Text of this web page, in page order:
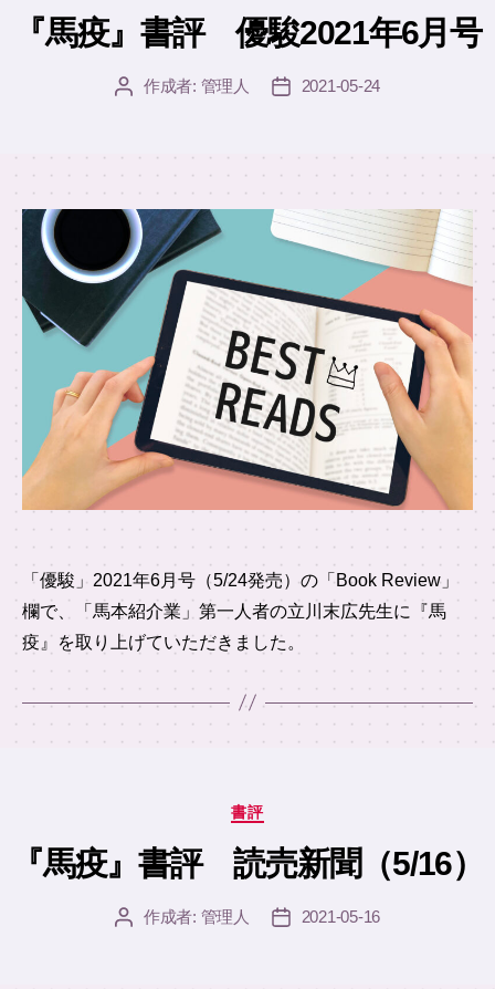
ゴ
リ
『馬疫』書評 優駿2021年6月号
投 作成者: 管理人
投
2021-05-24
「優駿」2021年6月号（5/24発売）の「Book Review」
欄で、「馬本紹介業」第一人者の立川末広先生に『馬
疫』を取り上げていただきました。
カ
テ
ゴ
リ
書評
『馬疫』書評 読売新聞（5/16）
投 作成者: 管理人
投 2021-05-16